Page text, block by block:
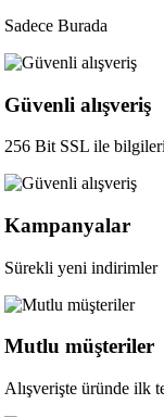
Sadece Burada
Güvenli alışveriş
256 Bit SSL ile
Kampanyalar
Sürekli yeni indirimler
Mutlu müşteriler
Alışverişte üründe ilk